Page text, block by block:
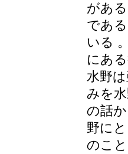
があ
であ
いる
にあ
水野
みを
の話
野に
のこ